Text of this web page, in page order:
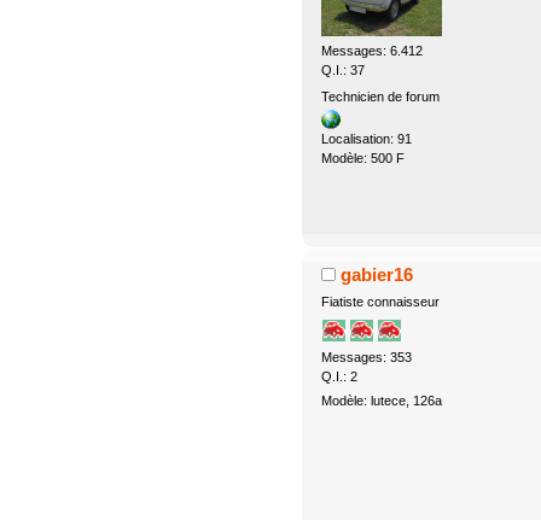
Messages: 6.412
Q.I.: 37
Technicien de forum
Localisation: 91
Modèle: 500 F
gabier16
Fiatiste connaisseur
Messages: 353
Q.I.: 2
Modèle: lutece, 126a